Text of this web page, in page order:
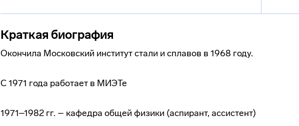
Краткая биография
Окончила Московский институт стали и сплавов в 1968 году.
С 1971 года работает в МИЭТе
1971–1982 гг. – кафедра общей физики (аспирант, ассистент)